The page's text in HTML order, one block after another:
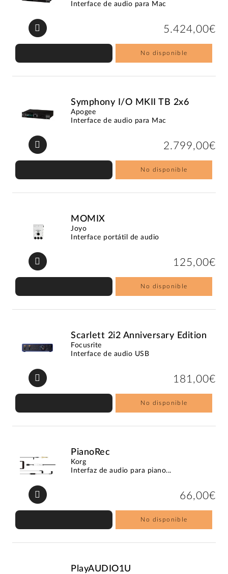
Interface de audio para Mac
5.424,00€
No disponible
Symphony I/O MKII TB 2x6
Apogee
Interface de audio para Mac
2.799,00€
No disponible
MOMIX
Joyo
Interface portátil de audio
125,00€
No disponible
Scarlett 2i2 Anniversary Edition
Focusrite
Interface de audio USB
181,00€
No disponible
PianoRec
Korg
Interfaz de audio para piano...
66,00€
No disponible
PlayAUDIO1U